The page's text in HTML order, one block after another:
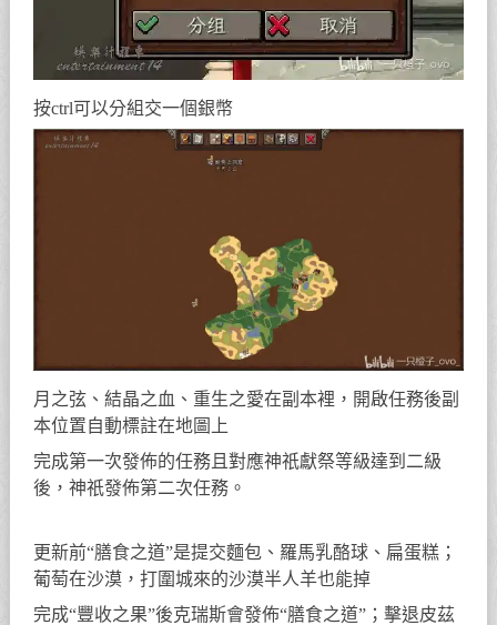
按ctrl可以分組交一個銀幣
月之弦、結晶之血、重生之愛在副本裡，開啟任務後副
本位置自動標註在地圖上
完成第一次發佈的任務且對應神祇獻祭等級達到二級
後，神祇發佈第二次任務。
更新前“膳食之道”是提交麵包、羅馬乳酪球、扁蛋糕；
葡萄在沙漠，打圍城來的沙漠半人羊也能掉
完成“豐收之果”後克瑞斯會發佈“膳食之道”；擊退皮茲